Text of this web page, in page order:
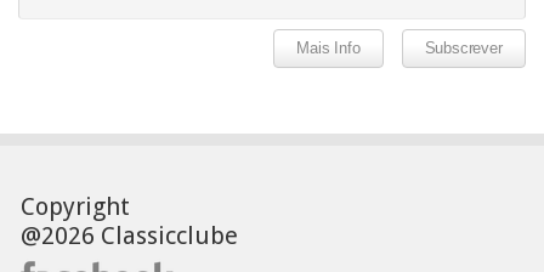
Copyright
@2026 Classicclube